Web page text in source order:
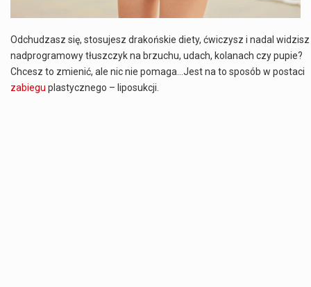
Odchudzasz się, stosujesz drakońskie diety, ćwiczysz i nadal widzisz
nadprogramowy tłuszczyk na brzuchu, udach, kolanach czy pupie?
Chcesz to zmienić, ale nic nie pomaga…Jest na to sposób w postaci
zabiegu plastycznego – liposukcji.